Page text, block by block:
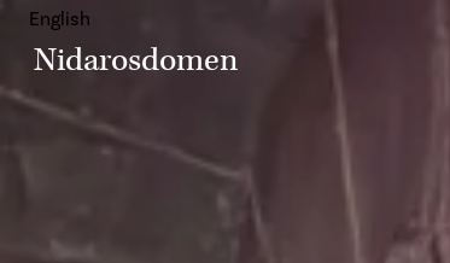
English
Nidarosdomen
Attraksjoner